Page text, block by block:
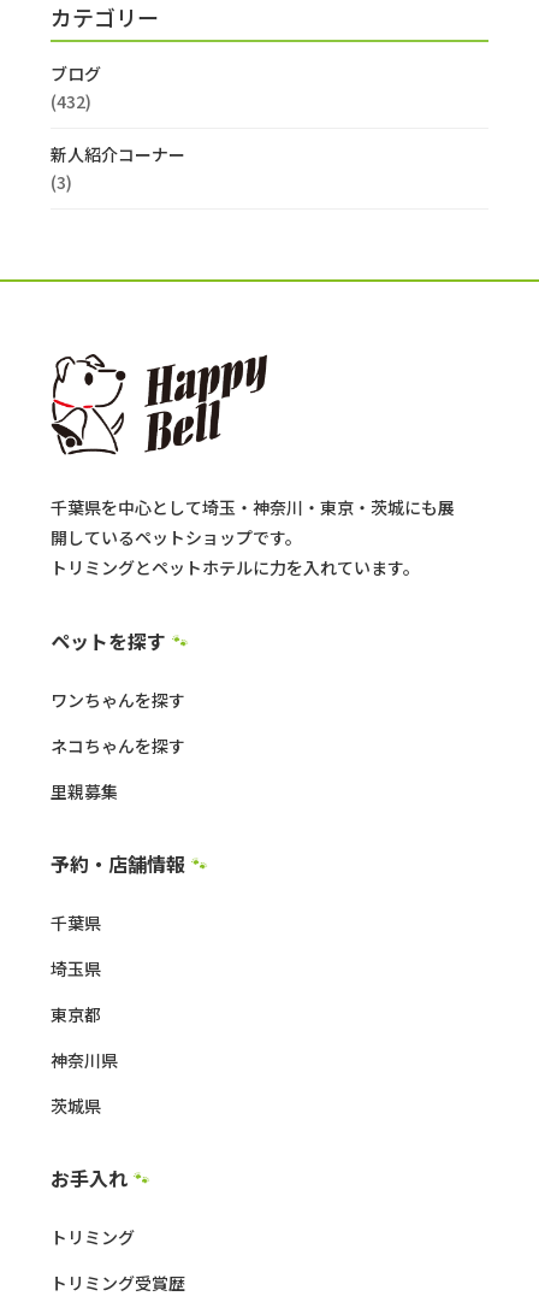
カテゴリー
ブログ
(432)
新人紹介コーナー
(3)
千葉県を中心として埼玉・神奈川・東京・茨城にも展
開しているペットショップです。
トリミングとペットホテルに力を入れています。
ペットを探す 🐾
ワンちゃんを探す
ネコちゃんを探す
里親募集
予約・店舗情報 🐾
千葉県
埼玉県
東京都
神奈川県
茨城県
お手入れ 🐾
トリミング
トリミング受賞歴